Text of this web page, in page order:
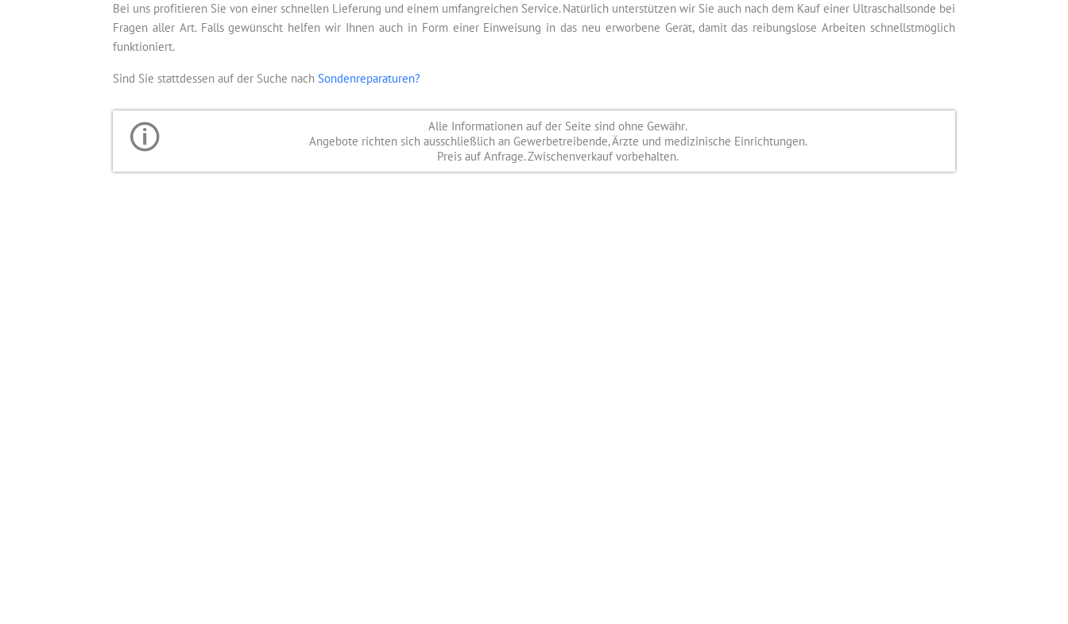
Bei uns profitieren Sie von einer schnellen Lieferung und einem umfangreichen Service. Natürlich unterstützen wir Sie auch nach dem Kauf einer Ultraschallsonde bei
Fragen aller Art. Falls gewünscht helfen wir Ihnen auch in Form einer Einweisung in das neu erworbene Gerät, damit das reibungslose Arbeiten schnellstmöglich
funktioniert.
Sind Sie stattdessen auf der Suche nach Sondenreparaturen?
Alle Informationen auf der Seite sind ohne Gewähr.
Angebote richten sich ausschließlich an Gewerbetreibende, Ärzte und medizinische Einrichtungen.
Preis auf Anfrage. Zwischenverkauf vorbehalten.